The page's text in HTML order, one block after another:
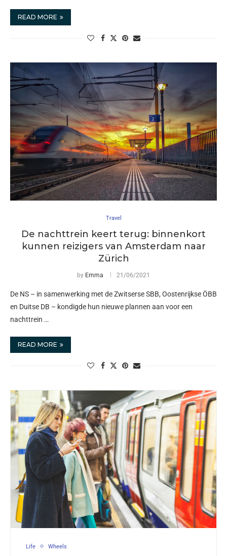
READ MORE
Travel
De nachttrein keert terug: binnenkort
kunnen reizigers van Amsterdam naar
Zürich
by Emma 21/06/2021
De NS – in samenwerking met de Zwitserse SBB, Oostenrijkse ÖBB
en Duitse DB – kondigde hun nieuwe plannen aan voor een
nachttrein …
READ MORE
Life Wheels